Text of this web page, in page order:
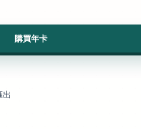
購買年卡
出